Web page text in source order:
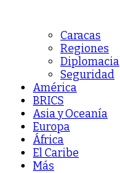
Caracas
Regiones
Diplomacia
Seguridad
América
BRICS
Asia y Oceanía
Europa
África
El Caribe
Más